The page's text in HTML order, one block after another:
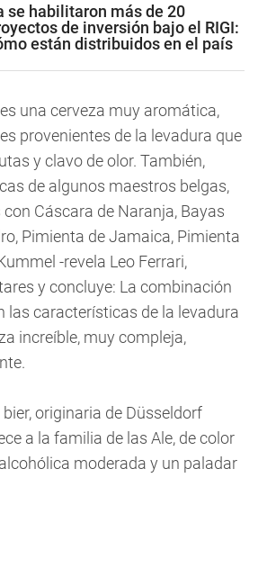
se habilitaron más de 20
de inversión bajo el RIGI:
están distribuidos en el país
es una cerveza muy aromática,
provenientes de la levadura que
y clavo de olor. También,
de algunos maestros belgas,
Cáscara de Naranja, Bayas
Pimienta de Jamaica, Pimienta
-revela Leo Ferrari,
y concluye: La combinación
las características de la levadura
increíble, muy compleja,
originaria de Düsseldorf
a la familia de las Ale, de color
moderada y un paladar